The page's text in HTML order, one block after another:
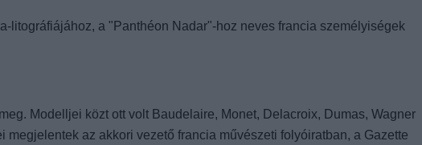
litográfiájához, a "Panthéon Nadar"-hoz neves francia személyiségek
Modelljei közt ott volt Baudelaire, Monet, Delacroix, Dumas, Wagner
az akkori vezető francia művészeti folyóiratban, a Gazette